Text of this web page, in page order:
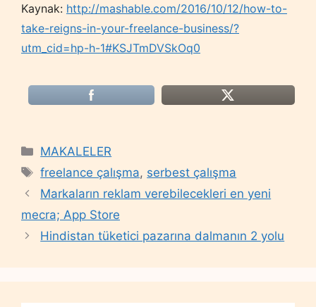
Kaynak: http://mashable.com/2016/10/12/how-to-
take-reigns-in-your-freelance-business/?
utm_cid=hp-h-1#KSJTmDVSkOq0
Categories
MAKALELER
Tags
freelance çalışma, serbest çalışma
Markaların reklam verebilecekleri en yeni
mecra; App Store
Hindistan tüketici pazarına dalmanın 2 yolu